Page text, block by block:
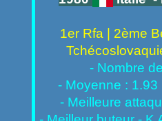
1er Rfa | 2ème
- Nombre
- Moyenne :
- Meilleure